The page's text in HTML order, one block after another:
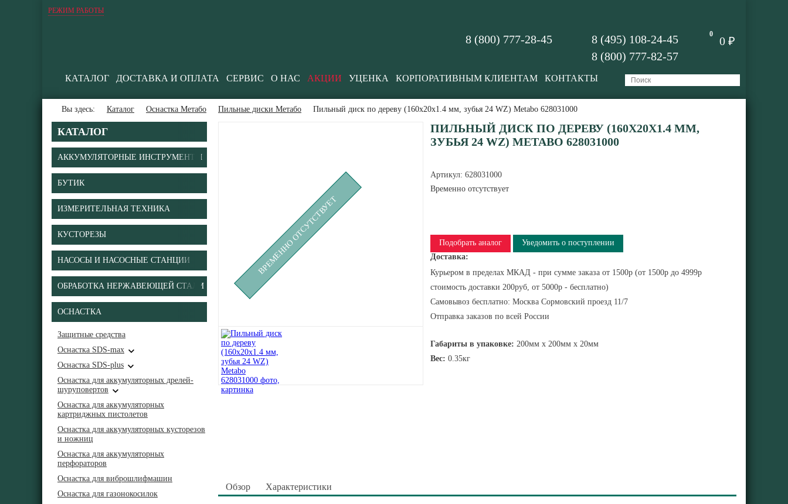
РЕЖИМ РАБОТЫ
0
0 ₽
8 (495) 108-24-45
8 (800) 777-82-57
8 (800) 777-28-45
КАТАЛОГ ДОСТАВКА И ОПЛАТА СЕРВИС О НАС АКЦИИ УЦЕНКА КОРПОРАТИВНЫМ КЛИЕНТАМ КОНТАКТЫ
Вы здесь: Каталог Оснастка Метабо Пильные диски Метабо Пильный диск по дереву (160x20х1.4 мм, зубья 24 WZ) Metabo 628031000
КАТАЛОГ
АККУМУЛЯТОРНЫЕ ИНСТРУМЕНТЫ
БУТИК
ИЗМЕРИТЕЛЬНАЯ ТЕХНИКА
КУСТОРЕЗЫ
НАСОСЫ И НАСОСНЫЕ СТАНЦИИ
ОБРАБОТКА НЕРЖАВЕЮЩЕЙ СТАЛИ
ОСНАСТКА
Защитные средства
Оснастка SDS-max
Оснастка SDS-plus
Оснастка для аккумуляторных дрелей-
шуруповертов
Оснастка для аккумуляторных
картриджных пистолетов
Оснастка для аккумуляторных кусторезов
и ножниц
Оснастка для аккумуляторных
перфораторов
Оснастка для виброшлифмашин
Оснастка для газонокосилок
ВРЕМЕННО ОТСУТСТВУЕТ
ПИЛЬНЫЙ ДИСК ПО ДЕРЕВУ (160X20Х1.4 ММ,
ЗУБЬЯ 24 WZ) METABO 628031000
Артикул: 628031000
Временно отсутствует
Подобрать аналог
Уведомить о поступлении
Доставка:
Курьером в пределах МКАД - при сумме заказа от 1500р (от 1500р до 4999р
стоимость доставки 200руб, от 5000р - бесплатно)
Самовывоз бесплатно: Москва Сормовский проезд 11/7
Отправка заказов по всей России
Габариты в упаковке: 200мм x 200мм x 20мм
Вес: 0.35кг
Обзор Характеристики